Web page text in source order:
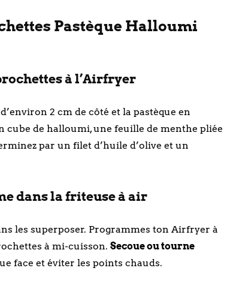
Pastèque Halloumi
à l’Airfryer
2 cm de côté et la pastèque en
de halloumi, une feuille de menthe pliée
par un filet d’huile d’olive et un
dans la friteuse à air
les superposer. Programmes ton Airfryer à
à mi-cuisson. Secoue ou tourne
face et éviter les points chauds.